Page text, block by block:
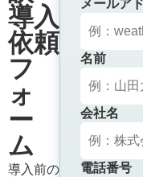
導入
依頼
フ
ォ
ー
ム
導入前の
メールア
名前
会社名
電話番号